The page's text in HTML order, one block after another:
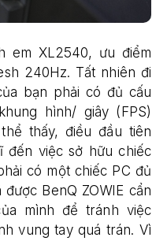
em XL2540, ưu điểm
240Hz. Tất nhiên đi
bạn phải có đủ cấu
hình/ giây (FPS)
thấy, điều đầu tiên
đến việc sở hữu chiếc
có một chiếc PC đủ
BenQ ZOWIE cẩn
mình để tránh việc
vung tay quá trán. Vì